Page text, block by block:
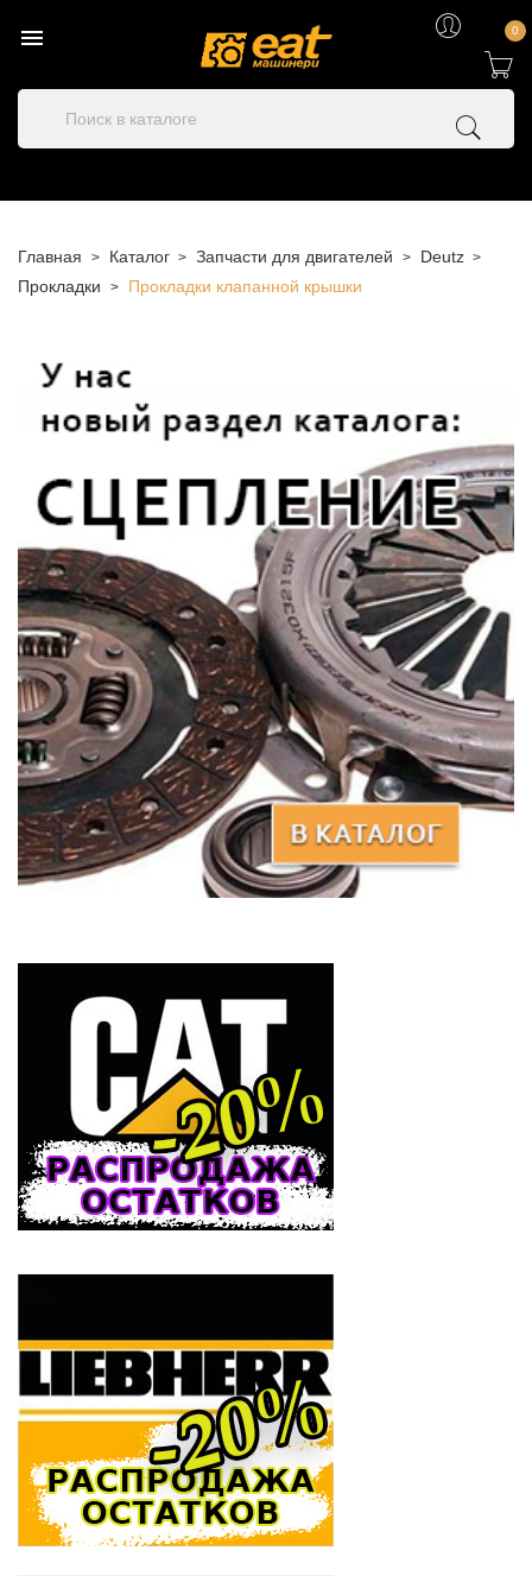
 0
Главная Каталог Запчасти для двигателей
Deutz
Прокладки
Прокладки клапанной крышки